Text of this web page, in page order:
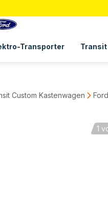
Transporter Transit
Custom Kastenwagen
1